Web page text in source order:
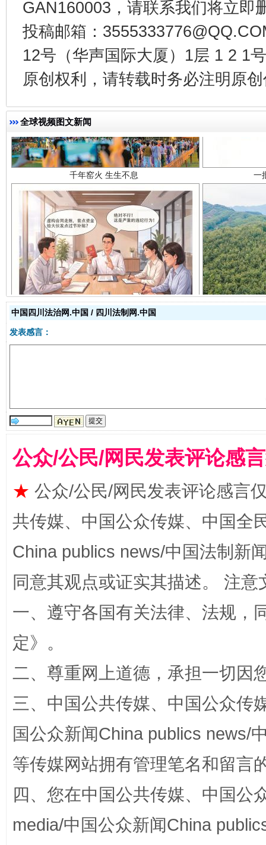
GAN160003，请联系我们将立即
投稿邮箱：
12号（华声国际大厦）1层 1 2 1
原创权利，请转载时务必注明原
全球视频图文新闻
千年窑火 生生不息 一
揭开“小金库”的免责幌子
受贿1.44亿！段成刚被判无期
全民健身五年计划来了！等你上场
阿坝州三大球赛在茂县开幕 规模
中国四川法治网.中国 / 四川法制网.中国
发表感言：
公众/公民/网民发表评论感
★ 公众/公民/网民发表评论感言
共传媒、中国公众传媒、中国全
China publics news/中国法制新
同意其观点或证实其描述。 注
一、遵守各国有关法律、法规，
定》。
二、尊重网上道德，承担一切因
三、中国公共传媒、中国公众传
国公众新闻China publics news/
等传媒网站拥有管理笔名和留言
四、您在中国公共传媒、中国公
media/中国公众新闻China